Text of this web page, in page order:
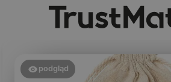
podgląd